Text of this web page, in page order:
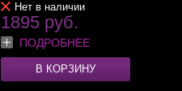
Нет в наличии
1895 руб.
ПОДРОБНЕЕ
В КОРЗИНУ